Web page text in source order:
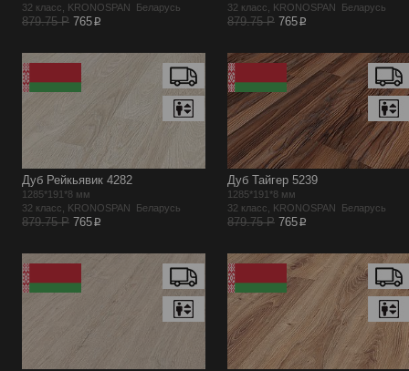
32 класс, KRONOSPAN Беларусь
879.75 Р 765p
32 класс, KRONOSPAN Беларусь
879.75 Р 765p
Дуб Рейкьявик 4282
1285*191*8 мм
32 класс, KRONOSPAN Беларусь
879.75 Р 765p
Дуб Тайгер 5239
1285*191*8 мм
32 класс, KRONOSPAN Беларусь
879.75 Р 765p